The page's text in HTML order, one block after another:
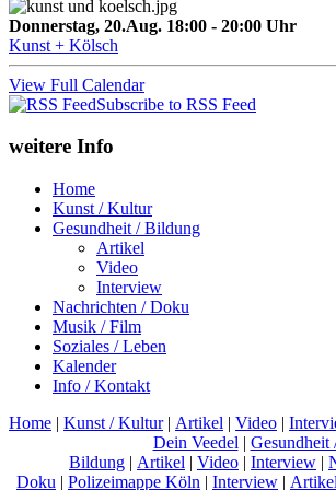
Donnerstag, 20.Aug. 18:00 - 20:00 Uhr
Kunst + Kölsch
View Full Calendar
Subscribe to RSS Feed
weitere Info
Home
Kunst / Kultur
Gesundheit / Bildung
Artikel
Video
Interview
Nachrichten / Doku
Musik / Film
Soziales / Leben
Kalender
Info / Kontakt
Home | Kunst / Kultur| Artikel | Video |
Dein Veedel | Gesundheit
Bildung | Artikel | Video | Interview |
Doku | Polizeimappe Köln | Interview | Artikel